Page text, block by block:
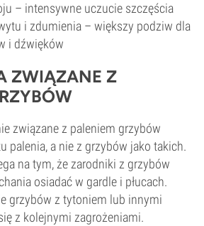
– intensywne uczucie szczęścia
i zdumienia – większy podziw dla
i dźwięków
ZWIĄZANE Z
związane z paleniem grzybów
palenia, a nie z grzybów jako takich.
na tym, że zarodniki z grzybów
osiadać w gardle i płucach.
grzybów z tytoniem lub innymi
z kolejnymi zagrożeniami.